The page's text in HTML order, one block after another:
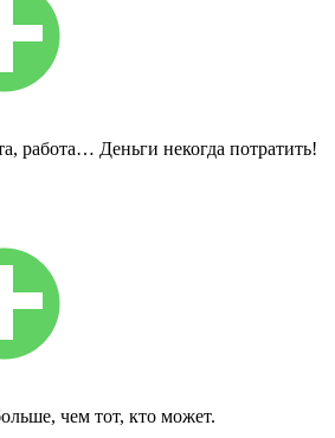
работа… Деньги некогда потратить!
чем тот, кто может.